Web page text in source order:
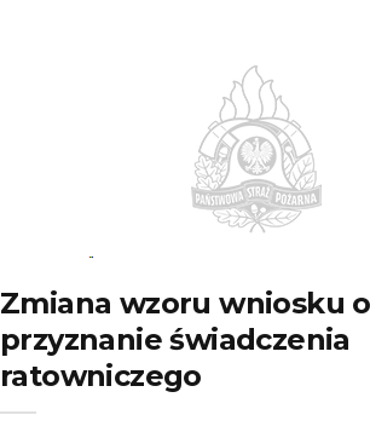
Zmiana wzoru wniosku o
przyznanie świadczenia
ratowniczego